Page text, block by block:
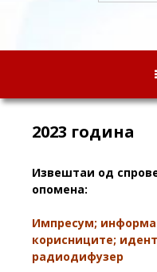
2023 година
Извештаи од
опомена:
Импресум;
корисниците;
радиодифузер